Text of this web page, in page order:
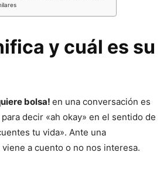
y cuál es su
bolsa! en una conversación es
decir «ah okay» en el sentido de
tu vida». Ante una
a cuento o no nos interesa.